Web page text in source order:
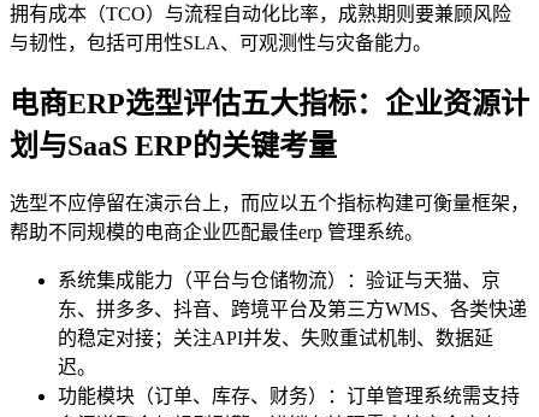
拥有成本（TCO）与流程自动化比率，成熟期则要兼顾风险
与韧性，包括可用性SLA、可观测性与灾备能力。
电商ERP选型评估五大指标：企业资源计
划与SaaS ERP的关键考量
选型不应停留在演示台上，而应以五个指标构建可衡量框架，
帮助不同规模的电商企业匹配最佳erp 管理系统。
系统集成能力（平台与仓储物流）：验证与天猫、京
东、拼多多、抖音、跨境平台及第三方WMS、各类快递
的稳定对接；关注API并发、失败重试机制、数据延
迟。
功能模块（订单、库存、财务）：订单管理系统需支持